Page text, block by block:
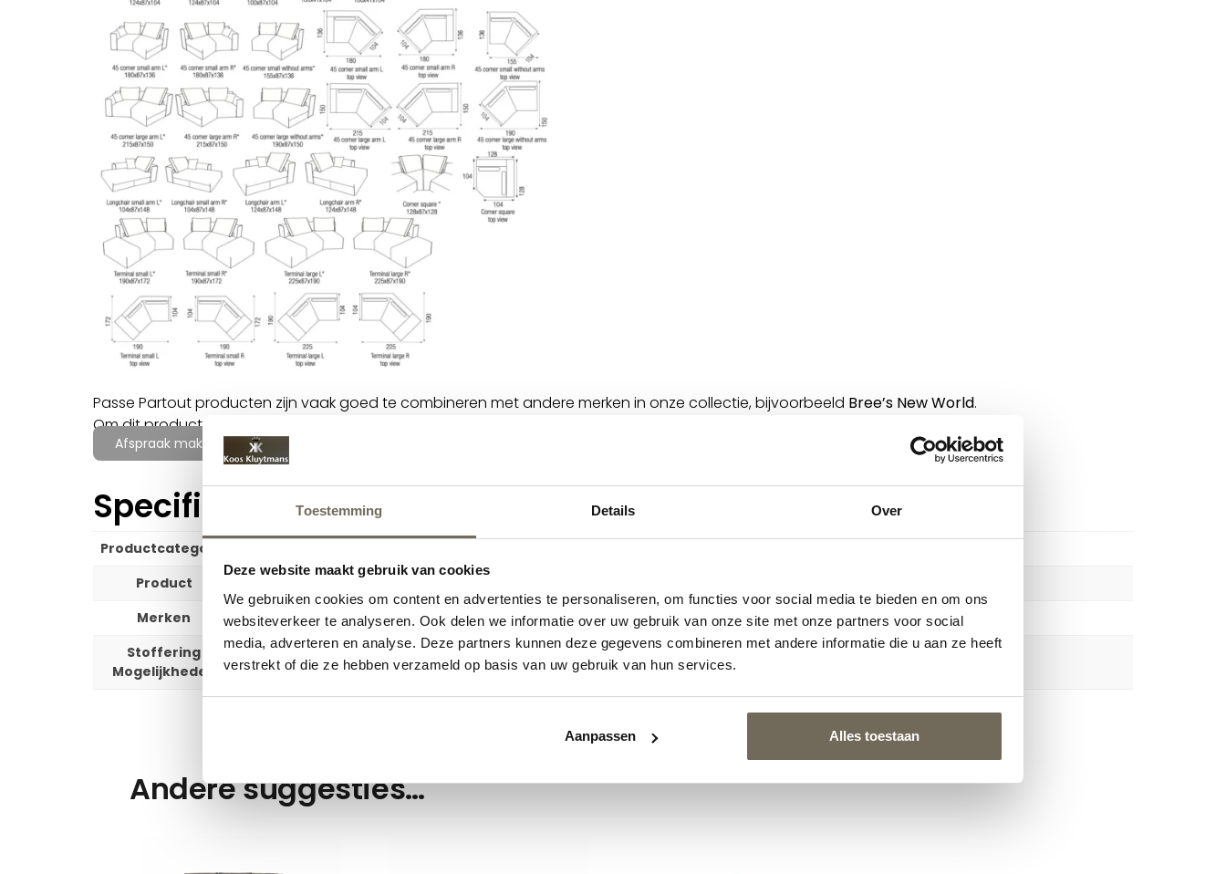
Toestemming Details Over
Deze website maakt gebruik van cookies
We gebruiken cookies om content en advertenties te personaliseren, om functies voor social media te bieden en om ons
websiteverkeer te analyseren. Ook delen we informatie over uw gebruik van onze site met onze partners voor social
media, adverteren en analyse. Deze partners kunnen deze gegevens combineren met andere informatie die u aan ze heeft
verstrekt of die ze hebben verzameld op basis van uw gebruik van hun services.
Aanpassen Alles toestaan
Passe Partout producten zijn vaak goed te combineren met andere merken in onze collectie, bijvoorbeeld Bree’s New World.
Om dit product perfect te combineren kunt u altijd advies vragen aan één van onze
Afspraak maken voor meer informatie
Specificaties
Productcategorie
Product
Merken
Passe Partout
Stoffering
Mogelijkheden
+ 300 stoffen
Andere suggesties…